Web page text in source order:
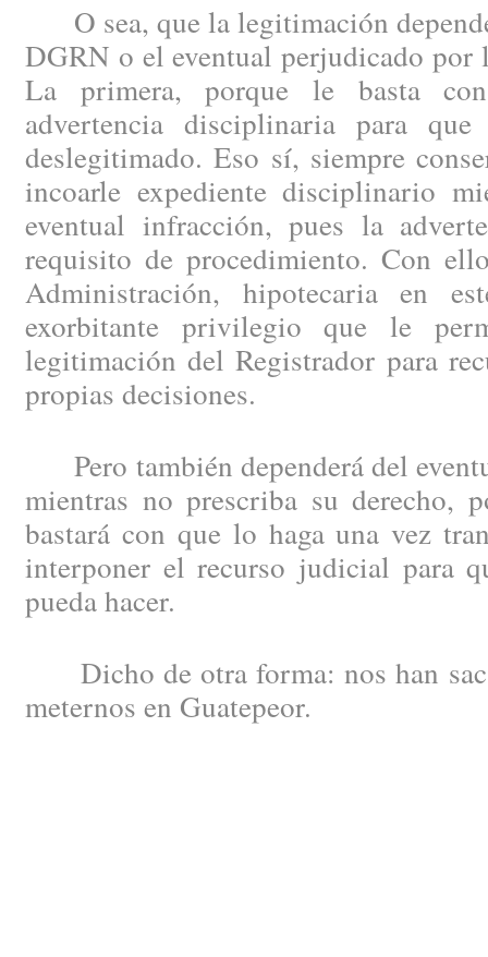
O sea, que la legitimación
DGRN o el eventual perjudicado por
La primera, porque le basta
advertencia disciplinaria para
deslegitimado. Eso sí, siempre
incoarle expediente disciplinario
eventual infracción, pues la
requisito de procedimiento. Con
Administración, hipotecaria en
exorbitante privilegio que le
legitimación del Registrador para
propias decisiones.
Pero también dependerá del
mientras no prescriba su derecho,
bastará con que lo haga una vez
interponer el recurso judicial para
pueda hacer.
Dicho de otra forma: nos han
meternos en Guatepeor.